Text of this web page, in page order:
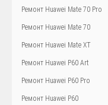
Ремонт Huawei Mate 70 Pro
Ремонт Huawei Mate 70
Ремонт Huawei Mate XT
Ремонт Huawei P60 Art
Ремонт Huawei P60 Pro
Ремонт Huawei P60